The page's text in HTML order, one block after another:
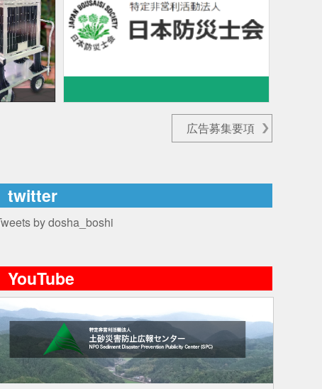
広告募集要項
twitter
by dosha_boshi
YouTube